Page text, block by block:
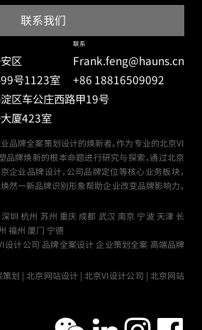
安区
号1123室
区车公庄西路甲19号
厦423室
联系
Frank.feng@hauns.cn
+86 18816509092
品牌全案策划设计的焕新者。作为专业的北京VI
品牌焕新的根本命题进行研究与探索，通过北京
企业品牌设计，公司品牌定位等核心业务板块，
然一新品牌识别形象帮助企业改变品牌影响力，
深圳 杭州 苏州 重庆 成都 武汉 南京 宁波 天津 长
福州 厦门 宁德
设计公司 品牌全案设计 企业策划全案 高端品牌
策划 | 北京网站设计 | 北京VI设计公司 | 北京网站